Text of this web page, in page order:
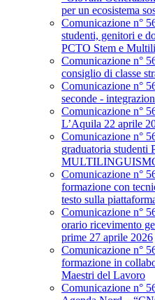
per un ecosistema
Comunicazione n°
studenti, genitori e
PCTO Stem e
Comunicazione n°
consiglio di classe
Comunicazione n°
seconde -
Comunicazione n°
L’Aquila 22 aprile
Comunicazione n°
graduatoria
Comunicazione n°
formazione con
testo sulla
Comunicazione n°
orario ricevimento
prime 27 aprile 2026
Comunicazione n°
formazione in
Maestri del Lavoro
Comunicazione n°